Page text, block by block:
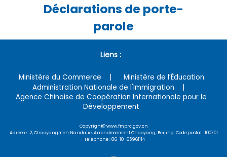
Déclarations de porte-
parole
Liens :
Ministère du Commerce
Ministère de l’Éducation
Administration Nationale de l'Immigration
Agence Chinoise de Coopération Internationale pour le
Développement
Copyright© www.fmprc.gov.cn
Adresse : 2, Chaoyangmen Nandajie, Arrondissement Chaoyang, Beijing Code postal : 100701
Téléphone : 86-10-65961114